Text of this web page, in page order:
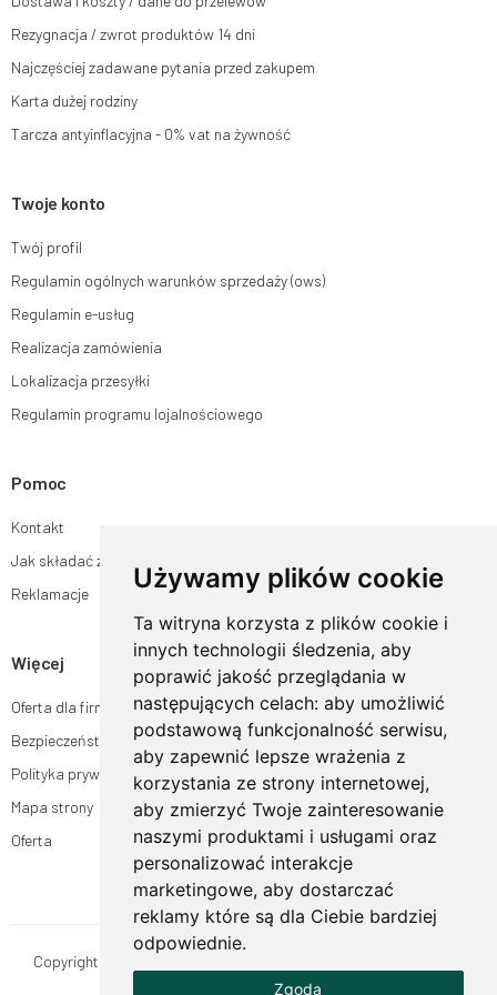
Używamy plików cookie
Ta witryna korzysta z plików cookie i
innych technologii śledzenia, aby
poprawić jakość przeglądania w
następujących celach: aby umożliwić
podstawową funkcjonalność serwisu,
aby zapewnić lepsze wrażenia z
korzystania ze strony internetowej,
aby zmierzyć Twoje zainteresowanie
naszymi produktami i usługami oraz
personalizować interakcje
marketingowe, aby dostarczać
reklamy które są dla Ciebie bardziej
odpowiednie.
Zgoda
Więcej informacji:www.mouton.pl/ODO
Rezygnacja / zwrot produktów 14 dni
Najczęściej zadawane pytania przed zakupem
Karta dużej rodziny
Tarcza antyinflacyjna - 0% vat na żywność
Twoje konto
Twój profil
Regulamin ogólnych warunków sprzedaży (ows)
Regulamin e-usług
Realizacja zamówienia
Lokalizacja przesyłki
Regulamin programu lojalnościowego
Pomoc
Kontakt
Jak składać zamówienia w sklepie ogrodyhildegardy.pl?
Reklamacje
Więcej
Oferta dla firm
Bezpieczeństwo płatności
Polityka prywatności
Mapa strony
Oferta
Copyright © OgrodyHildegardy.pl. Wszystkie prawa zastrzeżone.
MOUTON interactive